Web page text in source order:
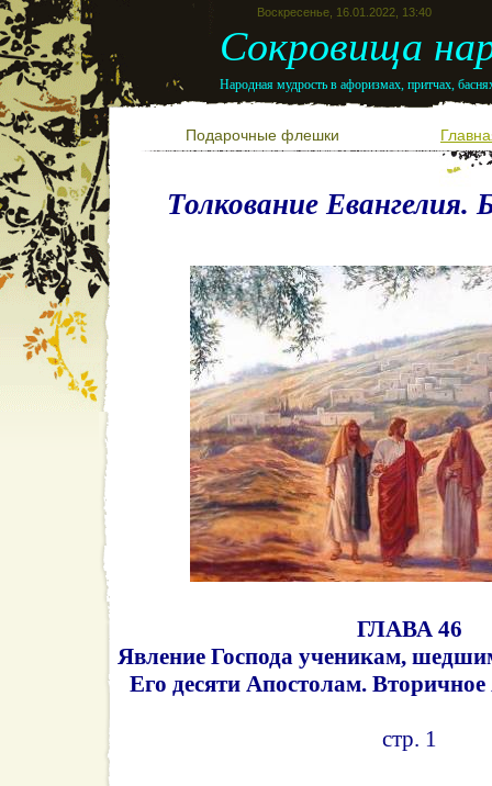
Воскресенье, 16.01.2022, 13:40
Сокровища
Народная мудрость в афоризмах, притчах,
Подарочные флешки
Толкование Евангелия.
ГЛАВА 46
Явление Господа ученикам,
Его десяти Апостолам.
стр. 1